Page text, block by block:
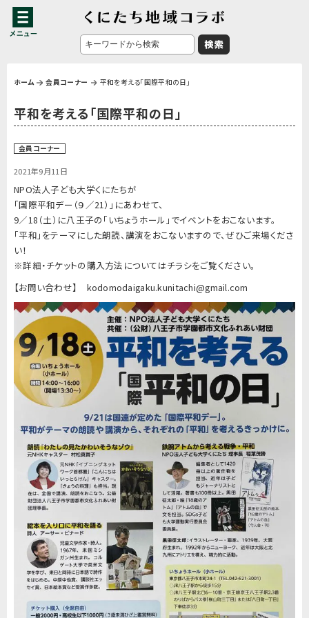
ホーム 会員コーナー 平和を考える「国際平和の日」
平和を考える「国際平和の日」
会員コーナー
2021年9月11日
NPO法人子ども大学くにたちが
「国際平和デー（９／21）」にあわせて、
9／18（土）に八王子の「いちょうホール」でイベントをおこないます。
「平和」をテーマにした朗読、講演をおこないますので、ぜひご来場くださ
い！
※詳細・チケットの購入方法についてはチラシをご覧ください。
【お問い合わせ】 kodomodaigaku.kunitachi@gmail.com